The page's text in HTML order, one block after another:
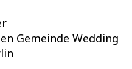
Gemeinde Wedding